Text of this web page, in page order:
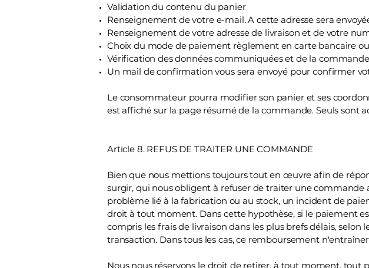
Validation du contenu du panier
Renseignement de votre e-mail. A cette adresse sera
Renseignement de votre adresse de livraison et de votre
Choix du mode de paiement règlement en carte bancaire
Vérification des données communiquées et de la
Un mail de confirmation vous sera envoyé pour confirmer
Le consommateur pourra modifier son panier et ses
est affiché sur la page résumé de la commande. Seuls sont
Article 8. REFUS DE TRAITER UNE COMMANDE
Bien que nous mettions toujours tout en œuvre afin de
surgir, qui nous obligent à refuser de traiter une commande
problème lié à la fabrication ou au stock, un incident de
droit à tout moment. Dans cette hypothèse, si le paiement
compris les frais de livraison dans les plus brefs délais,
transaction. Dans tous les cas, ce remboursement
Nous nous réservons le droit de retirer, à tout moment,